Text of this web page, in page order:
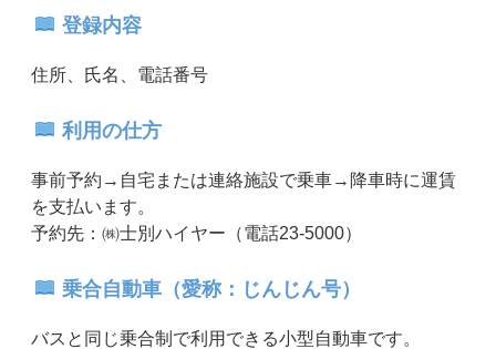
登録内容
住所、氏名、電話番号
利用の仕方
事前予約→自宅または連絡施設で乗車→降車時に運賃
を支払います。
予約先：㈱士別ハイヤー（電話23-5000）
乗合自動車（愛称：じんじん号）
バスと同じ乗合制で利用できる小型自動車です。